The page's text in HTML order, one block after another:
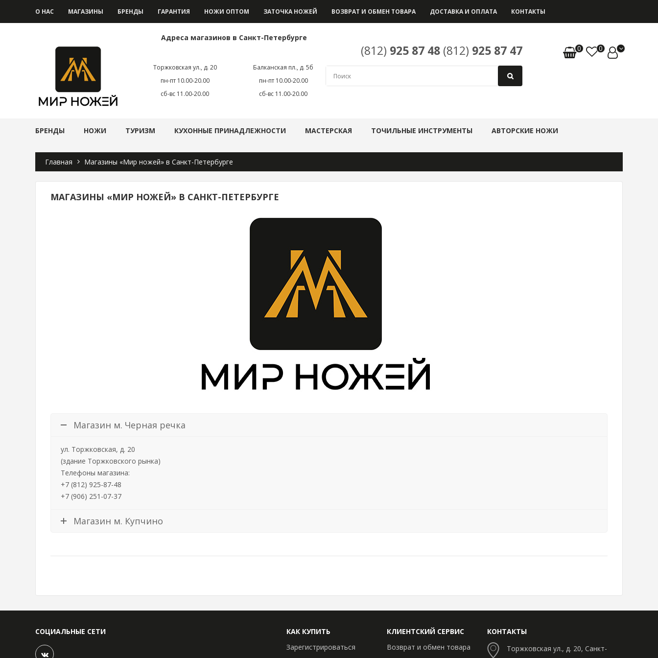
О НАС МАГАЗИНЫ БРЕНДЫ ГАРАНТИЯ НОЖИ ОПТОМ ЗАТОЧКА НОЖЕЙ ВОЗВРАТ И ОБМЕН ТОВАРА ДОСТАВКА И ОПЛАТА КОНТАКТЫ
Адреса магазинов в Санкт-Петербурге
(812) 925 87 48 (812) 925 87 47
Торжковская ул., д. 20
пн-пт 10.00-20.00
сб-вс 11.00-20.00
Балканская пл., д. 5б
пн-пт 10.00-20.00
сб-вс 11.00-20.00
0 0
БРЕНДЫ НОЖИ ТУРИЗМ КУХОННЫЕ ПРИНАДЛЕЖНОСТИ МАСТЕРСКАЯ ТОЧИЛЬНЫЕ ИНСТРУМЕНТЫ АВТОРСКИЕ НОЖИ
Главная Магазины «Мир ножей» в Санкт-Петербурге
МАГАЗИНЫ «МИР НОЖЕЙ» В САНКТ-ПЕТЕРБУРГЕ
Магазин м. Черная речка
ул. Торжковская, д. 20
(здание Торжковского рынка)
Телефоны магазина:
+7 (812) 925-87-48
+7 (906) 251-07-37
Магазин м. Купчино
СОЦИАЛЬНЫЕ СЕТИ
КАК КУПИТЬ
Зарегистрироваться
КЛИЕНТСКИЙ СЕРВИС
Возврат и обмен товара
КОНТАКТЫ
Торжковская ул., д. 20, Санкт-